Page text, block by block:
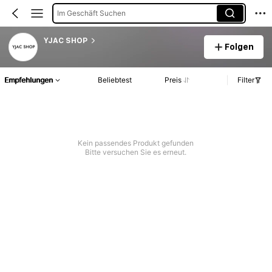
Im Geschäft Suchen
YJAC SHOP
Folgen
Empfehlungen Beliebtest Preis Filter
Kein passendes Produkt gefunden
Bitte versuchen Sie es erneut.